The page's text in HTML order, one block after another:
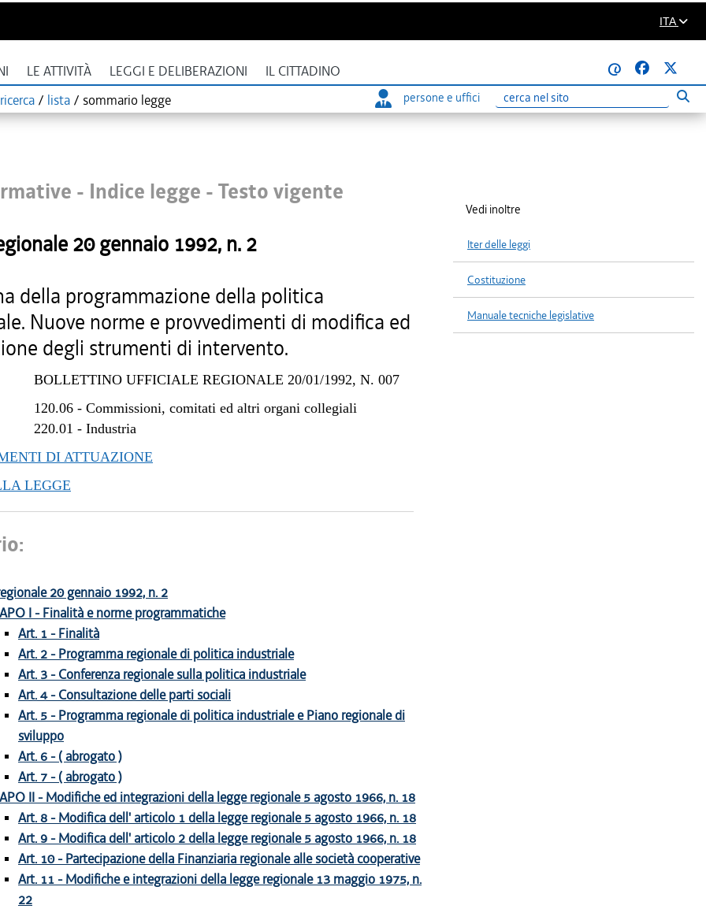
ITA
LE ATTIVITÀ LEGGI E DELIBERAZIONI IL CITTADINO
@
ricerca / lista / sommario legge persone e uffici
Ricerca
- Indice legge - Testo vigente
20 gennaio 1992, n. 2
della programmazione della politica
Nuove norme e provvedimenti di modifica ed
degli strumenti di intervento.
BOLLETTINO UFFICIALE REGIONALE 20/01/1992, N. 007
120.06 -Commissioni, comitati ed altri organi collegiali
220.01 -Industria
DI ATTUAZIONE
LEGGE
20 gennaio 1992, n. 2
I - Finalità e norme programmatiche
Art. 1 - Finalità
Art. 2 - Programma regionale di politica industriale
Art. 3 - Conferenza regionale sulla politica industriale
Art. 4 - Consultazione delle parti sociali
Art. 5 - Programma regionale di politica industriale e Piano regionale di
sviluppo
Art. 6 - ( abrogato )
Art. 7 - ( abrogato )
II - Modifiche ed integrazioni della legge regionale 5 agosto 1966, n. 18
Art. 8 - Modifica dell' articolo 1 della legge regionale 5 agosto 1966, n. 18
Art. 9 - Modifica dell' articolo 2 della legge regionale 5 agosto 1966, n. 18
Art. 10 - Partecipazione della Finanziaria regionale alle società cooperative
Art. 11 - Modifiche e integrazioni della legge regionale 13 maggio 1975, n.
22
Vedi inoltre
Iter delle leggi
Costituzione
Manuale tecniche legislative